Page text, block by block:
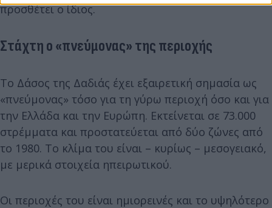
προσθέτει ο ίδιος.
Στάχτη ο «πνεύμονας» της περιοχής
Το Δάσος της Δαδιάς έχει εξαιρετική σημασία ως
«πνεύμονας» τόσο για τη γύρω περιοχή όσο και για
την Ελλάδα και την Ευρώπη. Εκτείνεται σε 73.000
στρέμματα και προστατεύεται από δύο ζώνες από
το 1980. Το κλίμα του είναι – κυρίως – μεσογειακό,
με μερικά στοιχεία ηπειρωτικού.
Οι περιοχές του είναι ημιορεινές και το υψηλότερο